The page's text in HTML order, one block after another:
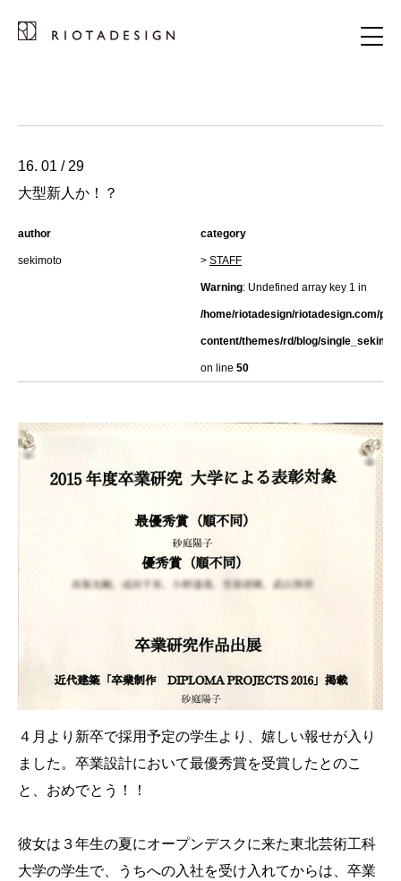
16. 01 / 29
大型新人か！？
author
sekimoto
category
> STAFF
Warning: Undefined array key 1 in
/home/riotadesign/riotadesign.com/
content/themes/rd/blog/
on line 50
４月より新卒で採用予定の学生より、嬉しい報せが入り
ました。卒業設計において最優秀賞を受賞したとのこ
と、おめでとう！！
彼女は３年生の夏にオープンデスクに来た東北芸術工科
大学の学生で、うちへの入社を受け入れてからは、卒業